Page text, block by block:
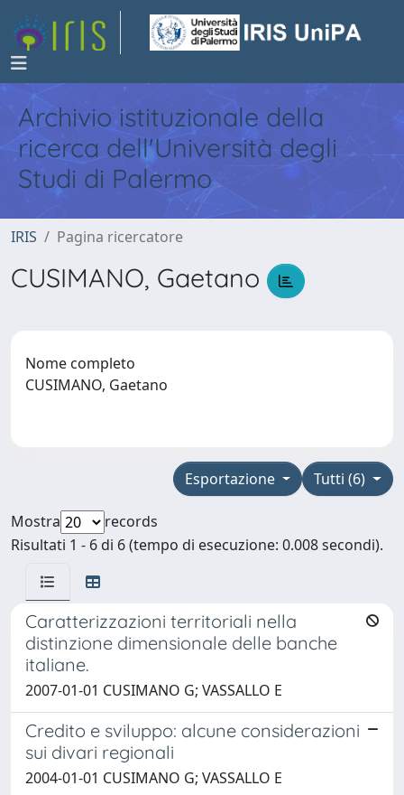
Archivio istituzionale della
ricerca dell'Università degli
Studi di Palermo
IRIS Pagina ricercatore
CUSIMANO, Gaetano
Nome completo
CUSIMANO, Gaetano
Tutti (6)
Esportazione
Mostra
records
Risultati 1 - 6 di 6 (tempo di esecuzione: 0.008 secondi).
Caratterizzazioni territoriali nella
distinzione dimensionale delle banche
italiane.
2007-01-01 CUSIMANO G; VASSALLO E
Credito e sviluppo: alcune considerazioni
sui divari regionali
2004-01-01 CUSIMANO G; VASSALLO E